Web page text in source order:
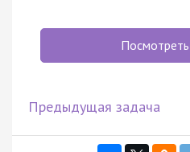
Предыдущая задача